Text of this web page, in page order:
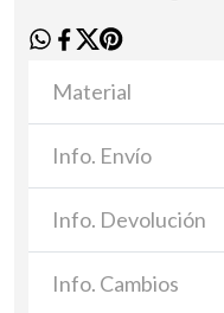
Material
Info. Envío
Info. Devolución
Info. Cambios